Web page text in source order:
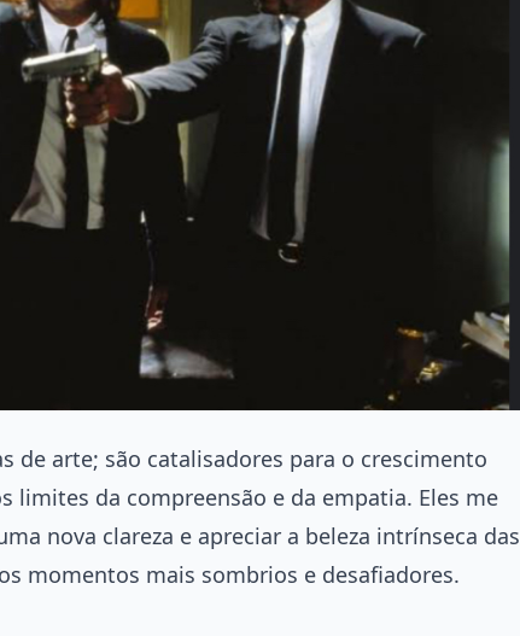
de arte; são catalisadores para o crescimento
limites da compreensão e da empatia. Eles me
nova clareza e apreciar a beleza intrínseca das
momentos mais sombrios e desafiadores.